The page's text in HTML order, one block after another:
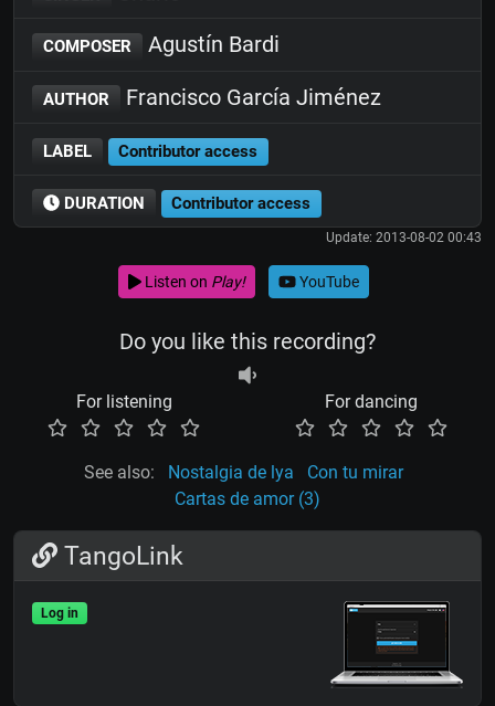
COMPOSER Agustín Bardi
AUTHOR Francisco García Jiménez
LABEL Contributor access
DURATION Contributor access
Update: 2013-08-02 00:43
Listen on Play! YouTube
Do you like this recording?
For listening For dancing
See also: Nostalgia de lya
Con tu mirar
Cartas de amor (3)
TangoLink
Log in